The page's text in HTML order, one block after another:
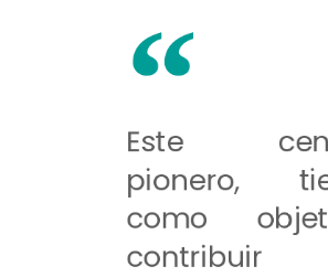
Este
pionero,
como